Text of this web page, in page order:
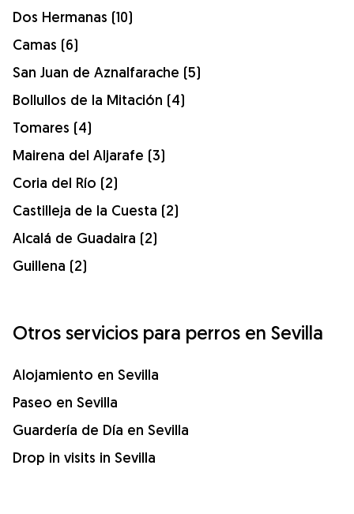
Dos Hermanas (10)
Camas (6)
San Juan de Aznalfarache (5)
Bollullos de la Mitación (4)
Tomares (4)
Mairena del Aljarafe (3)
Coria del Río (2)
Castilleja de la Cuesta (2)
Alcalá de Guadaira (2)
Guillena (2)
Otros servicios para perros en Sevilla
Alojamiento en Sevilla
Paseo en Sevilla
Guardería de Día en Sevilla
Drop in visits in Sevilla